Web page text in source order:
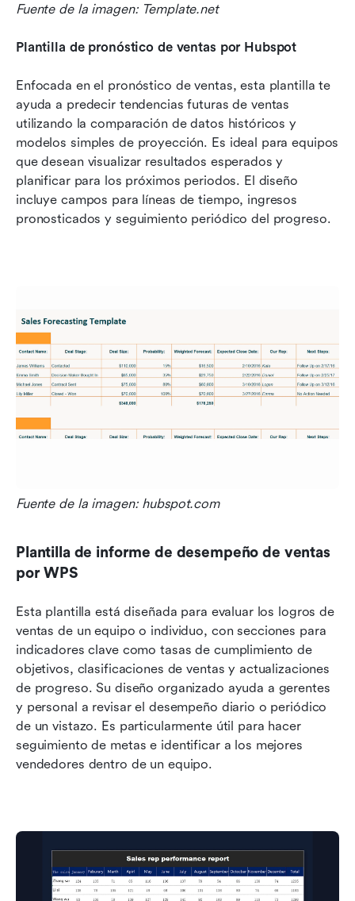
Fuente de la imagen: Template.net
Plantilla de pronóstico de ventas por Hubspot
Enfocada en el pronóstico de ventas, esta plantilla te
ayuda a predecir tendencias futuras de ventas
utilizando la comparación de datos históricos y
modelos simples de proyección. Es ideal para equipos
que desean visualizar resultados esperados y
planificar para los próximos periodos. El diseño
incluye campos para líneas de tiempo, ingresos
pronosticados y seguimiento periódico del progreso.
Fuente de la imagen: hubspot.com
Plantilla de informe de desempeño de ventas
por WPS
Esta plantilla está diseñada para evaluar los logros de
ventas de un equipo o individuo, con secciones para
indicadores clave como tasas de cumplimiento de
objetivos, clasificaciones de ventas y actualizaciones
de progreso. Su diseño organizado ayuda a gerentes
y personal a revisar el desempeño diario o periódico
de un vistazo. Es particularmente útil para hacer
seguimiento de metas e identificar a los mejores
vendedores dentro de un equipo.